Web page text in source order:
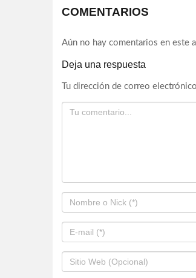
COMENTARIOS
Aún no hay comentarios en este
Deja una respuesta
Tu dirección de correo